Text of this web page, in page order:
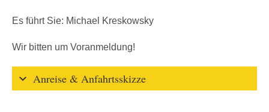
Es führt Sie: Michael Kreskowsky
Wir bitten um Voranmeldung!
Anreise & Anfahrtsskizze